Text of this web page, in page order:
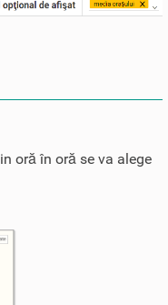
oră în oră se va alege